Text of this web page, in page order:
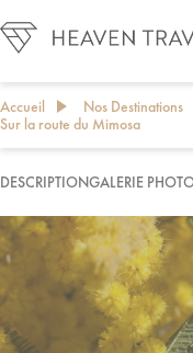
Accueil Nos Destinations
Sur la route du Mimosa
DESCRIPTIONGALERIE